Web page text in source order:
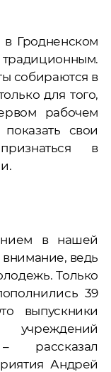
в Гродненском
собираются в
для того,
рабочем
свои
в
в нашей
ведь
Только
39
выпускники
рассказал
Андрей